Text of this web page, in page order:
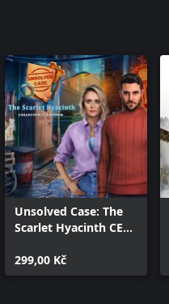
Unsolved Case: The
Scarlet Hyacinth CE
299,00 Kč